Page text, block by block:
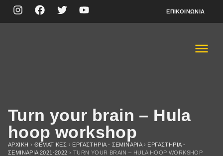
ΕΠΙΚΟΙΝΩΝΊΑ
Turn your brain – Hula
hoop workshop
ΑΡΧΙΚΉ › ΘΕΜΑΤΙΚΈΣ › ΕΡΓΑΣΤΗΡΙΑ - ΣΕΜΙΝΑΡΙΑ› ΕΡΓΑΣΤΗΡΙΑ -
ΣΕΜΙΝΑΡΙΑ 2021-2022 › TURN YOUR BRAIN – HULA HOOP WORKSHOP